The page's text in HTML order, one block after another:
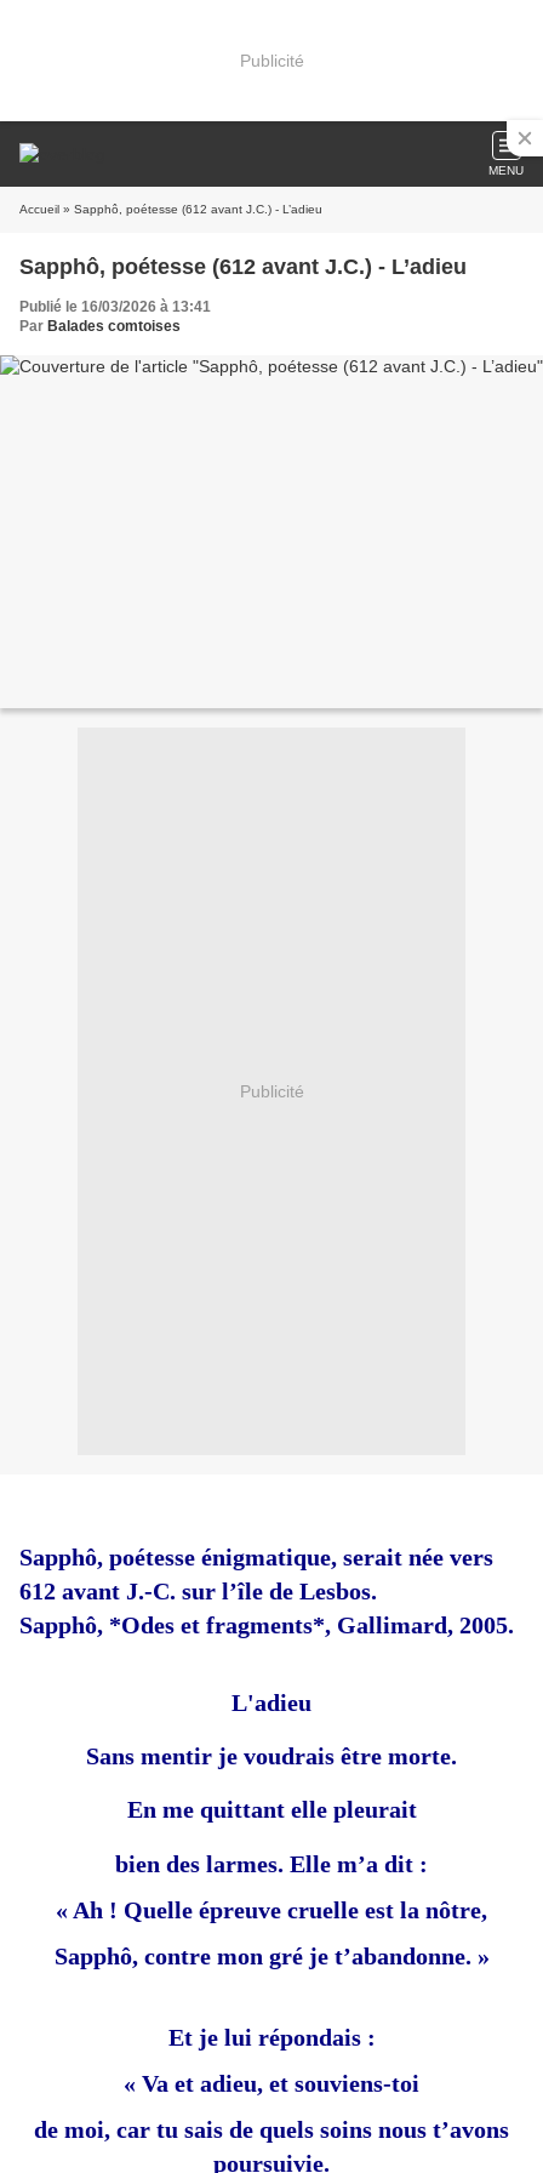
Publicité
MENU
Accueil » Sapphô, poétesse (612 avant J.C.) - L’adieu
Sapphô, poétesse (612 avant J.C.) - L’adieu
Publié le 16/03/2026 à 13:41
Par Balades comtoises
Publicité
Sapphô, poétesse énigmatique, serait née vers
612 avant J.-C. sur l’île de Lesbos.
Sapphô, *Odes et fragments*, Gallimard, 2005.
L'adieu
Sans mentir je voudrais être morte.
En me quittant elle pleurait
bien des larmes. Elle m’a dit :
« Ah ! Quelle épreuve cruelle est la nôtre,
Sapphô, contre mon gré je t’abandonne. »
Et je lui répondais :
« Va et adieu, et souviens-toi
de moi, car tu sais de quels soins nous t’avons
poursuivie.